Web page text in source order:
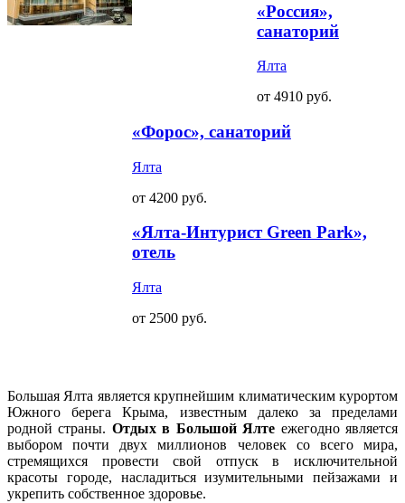
«Россия»,
санаторий
Ялта
от 4910 руб.
«Форос», санаторий
Ялта
от 4200 руб.
«Ялта-Интурист Green Park»,
отель
Ялта
от 2500 руб.
Большая Ялта является крупнейшим климатическим курортом
Южного берега Крыма, известным далеко за пределами
родной страны. Отдых в Большой Ялте ежегодно является
выбором почти двух миллионов человек со всего мира,
стремящихся провести свой отпуск в исключительной
красоты городе, насладиться изумительными пейзажами и
укрепить собственное здоровье.